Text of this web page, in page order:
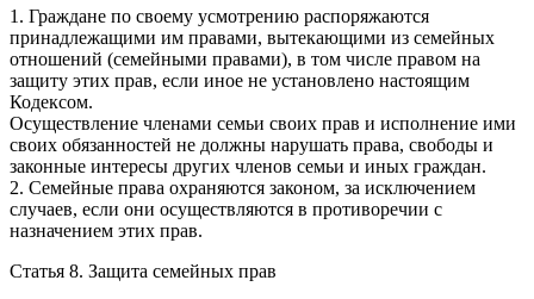
1. Граждане по своему усмотрению распоряжаются
принадлежащими им правами, вытекающими из семейных
отношений (семейными правами), в том числе правом на
защиту этих прав, если иное не установлено настоящим
Кодексом.
Осуществление членами семьи своих прав и исполнение ими
своих обязанностей не должны нарушать права, свободы и
законные интересы других членов семьи и иных граждан.
2. Семейные права охраняются законом, за исключением
случаев, если они осуществляются в противоречии с
назначением этих прав.
Статья 8. Защита семейных прав